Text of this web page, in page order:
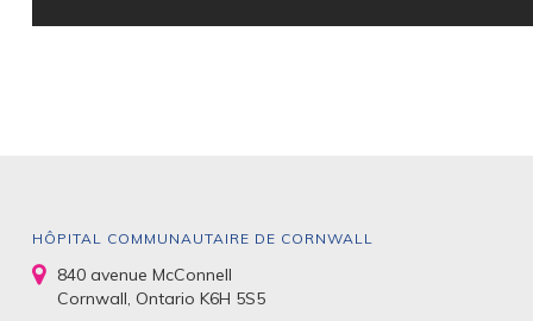
HÔPITAL COMMUNAUTAIRE DE CORNWALL
840 avenue McConnell
Cornwall, Ontario K6H 5S5